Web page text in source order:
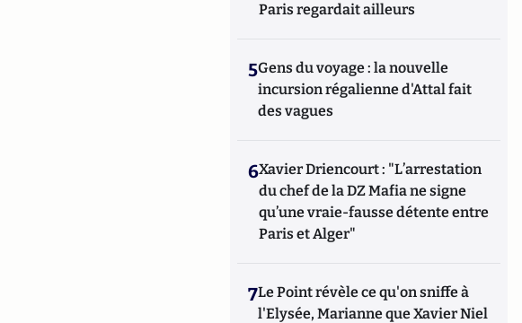
Paris regardait ailleurs
5Gens du voyage : la nouvelle
incursion régalienne d'Attal fait
des vagues
6Xavier Driencourt : "L’arrestation
du chef de la DZ Mafia ne signe
qu’une vraie-fausse détente entre
Paris et Alger"
7Le Point révèle ce qu'on sniffe à
l'Elysée, Marianne que Xavier Niel